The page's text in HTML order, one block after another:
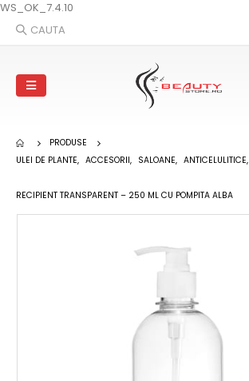
WS_OK_7.4.10
CAUTA
PRODUSE
ULEI DE PLANTE, ACCESORII, SALOANE, ANTICELULITICE,
RECIPIENT TRANSPARENT – 250 ML CU POMPITA ALBA